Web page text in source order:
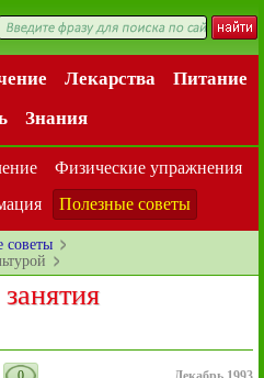
Лекарства
Питание
Знания
Физические упражнения
Полезные советы
советы